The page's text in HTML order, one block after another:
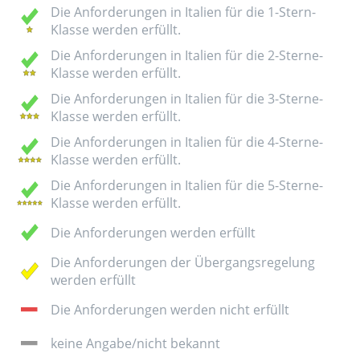
Die Anforderungen in Italien für die 1-Stern-
Klasse werden erfüllt.
Die Anforderungen in Italien für die 2-Sterne-
Klasse werden erfüllt.
Die Anforderungen in Italien für die 3-Sterne-
Klasse werden erfüllt.
Die Anforderungen in Italien für die 4-Sterne-
Klasse werden erfüllt.
Die Anforderungen in Italien für die 5-Sterne-
Klasse werden erfüllt.
Die Anforderungen werden erfüllt
Die Anforderungen der Übergangsregelung
werden erfüllt
Die Anforderungen werden nicht erfüllt
keine Angabe/nicht bekannt